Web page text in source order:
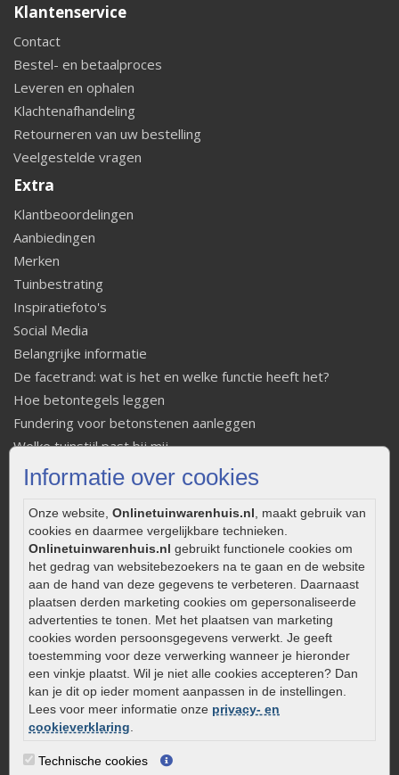
Informatie over cookies
Onze website, Onlinetuinwarenhuis.nl , maakt gebruik van
cookies en daarmee vergelijkbare technieken.
Onlinetuinwarenhuis.nl gebruikt functionele cookies om
het gedrag van websitebezoekers na te gaan en de website
aan de hand van deze gegevens te verbeteren. Daarnaast
plaatsen derden marketing cookies om gepersonaliseerde
advertenties te tonen. Met het plaatsen van marketing
cookies worden persoonsgegevens verwerkt. Je geeft
toestemming voor deze verwerking wanneer je hieronder
een vinkje plaatst. Wil je niet alle cookies accepteren? Dan
kan je dit op ieder moment aanpassen in de instellingen.
Lees voor meer informatie onze privacy- en
cookieverklaring
Technische cookies
Klantenservice
Contact
Bestel- en betaalproces
Leveren en ophalen
Klachtenafhandeling
Retourneren van uw bestelling
Veelgestelde vragen
Extra
Klantbeoordelingen
Aanbiedingen
Merken
Tuinbestrating
Inspiratiefoto's
Social Media
Belangrijke informatie
De facetrand: wat is het en welke functie heeft het?
Hoe betontegels leggen
Fundering voor betonstenen aanleggen
Welke tuinstijl past bij mij
Strakke tuin inrichten
Onderhoud van gebakken bestrating
Aanlegtips voor gebakken bestrating
Zelf een terras aanleggen
Kleine stadstuin inrichten
0320 – 219170
Kaapstanderweg 41
8243 RB Lelystad
info@onlinetuinwarenhuis.nl
Routebeschrijving
Maandag